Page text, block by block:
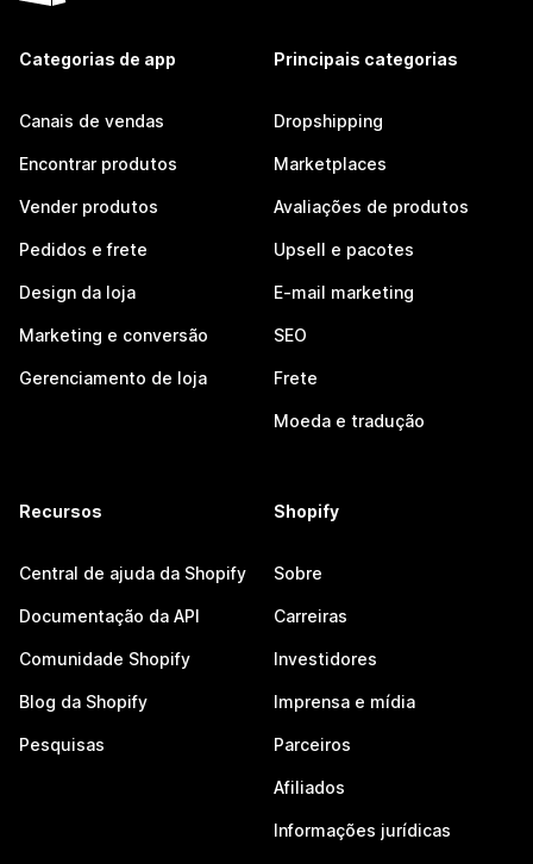
Categorias de app
Canais de vendas
Encontrar produtos
Vender produtos
Pedidos e frete
Design da loja
Marketing e conversão
Gerenciamento de loja
Principais categorias
Dropshipping
Marketplaces
Avaliações de produtos
Upsell e pacotes
E-mail marketing
SEO
Frete
Moeda e tradução
Recursos
Central de ajuda da Shopify
Documentação da API
Comunidade Shopify
Blog da Shopify
Pesquisas
Shopify
Sobre
Carreiras
Investidores
Imprensa e mídia
Parceiros
Afiliados
Informações jurídicas